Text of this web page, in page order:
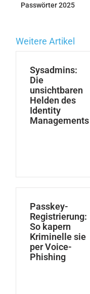
Passwörter 2025
Weitere Artikel
Sysadmins:
Die
unsichtbaren
Helden des
Identity
Managements
Passkey-
Registrierung:
So kapern
Kriminelle sie
per Voice-
Phishing